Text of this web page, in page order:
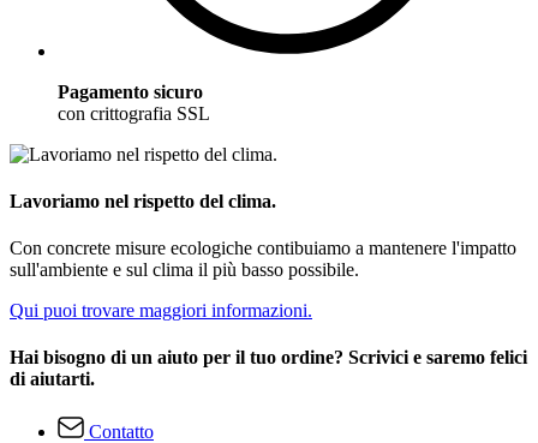
Pagamento sicuro
con crittografia SSL
Lavoriamo nel rispetto del clima.
Con concrete misure ecologiche contibuiamo a mantenere l'impatto
sull'ambiente e sul clima il più basso possibile.
Qui puoi trovare maggiori informazioni.
Hai bisogno di un aiuto per il tuo ordine? Scrivici e saremo felici
di aiutarti.
Contatto